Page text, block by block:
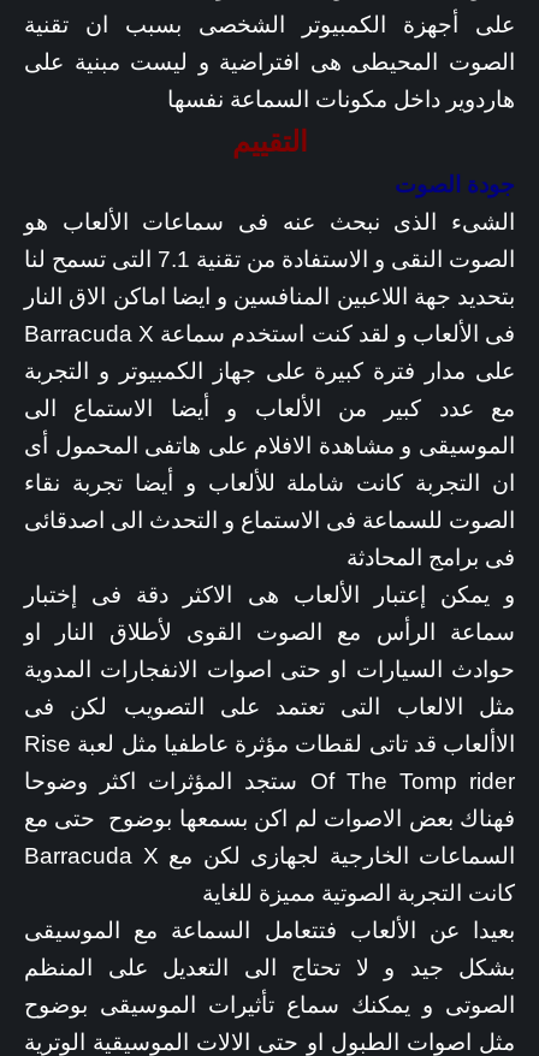
على أجهزة الكمبيوتر الشخصى بسبب ان تقنية
الصوت المحيطى هى افتراضية و ليست مبنية على
هاردوير داخل مكونات السماعة نفسها
التقييم
جودة الصوت
الشىء الذى نبحث عنه فى سماعات الألعاب هو
الصوت النقى و الاستفادة من تقنية 7.1 التى تسمح لنا
بتحديد جهة اللاعبين المنافسين و ايضا اماكن الاق النار
فى الألعاب و لقد كنت استخدم سماعة Barracuda X
على مدار فترة كبيرة على جهاز الكمبيوتر و التجربة
مع عدد كبير من الألعاب و أيضا الاستماع الى
الموسيقى و مشاهدة الافلام على هاتفى المحمول أى
ان التجربة كانت شاملة للألعاب و أيضا تجربة نقاء
الصوت للسماعة فى الاستماع و التحدث الى اصدقائى
فى برامج المحادثة
و يمكن إعتبار الألعاب هى الاكثر دقة فى إختبار
سماعة الرأس مع الصوت القوى لأطلاق النار او
حوادث السيارات او حتى اصوات الانفجارات المدوية
مثل الالعاب التى تعتمد على التصويب لكن فى
الاألعاب قد تاتى لقطات مؤثرة عاطفيا مثل لعبة Rise
Of The Tomp rider ستجد المؤثرات اكثر وضوحا
فهناك بعض الاصوات لم اكن بسمعها بوضوح حتى مع
السماعات الخارجية لجهازى لكن مع Barracuda X
كانت التجربة الصوتية مميزة للغاية
بعيدا عن الألعاب فتتعامل السماعة مع الموسيقى
بشكل جيد و لا تحتاج الى التعديل على المنظم
الصوتى و يمكنك سماع تأثيرات الموسيقى بوضوح
مثل اصوات الطبول او حتى الالات الموسيقية الوترية